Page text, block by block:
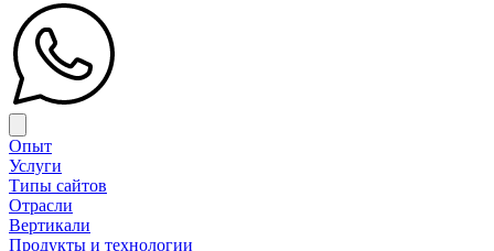
Опыт
Услуги
Типы сайтов
Отрасли
Вертикали
Продукты и технологии